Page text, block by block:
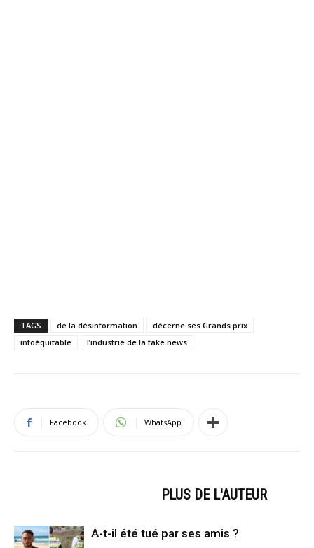
TAGS de la désinformation
décerne ses Grands prix
infoéquitable
l’industrie de la fake news
Facebook WhatsApp
PLUS DE L'AUTEUR
A-t-il été tué par ses amis ?